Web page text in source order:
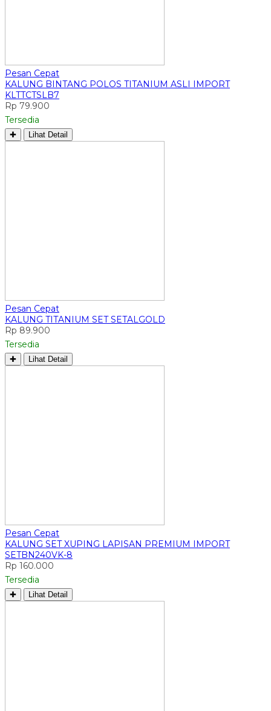
Pesan Cepat
KALUNG BINTANG POLOS TITANIUM ASLI IMPORT
KLTTCTSLB7
Rp 79.900
Tersedia
✚ Lihat Detail
Pesan Cepat
KALUNG TITANIUM SET SETALGOLD
Rp 89.900
Tersedia
✚ Lihat Detail
Pesan Cepat
KALUNG SET XUPING LAPISAN PREMIUM IMPORT
SETBN240VK-8
Rp 160.000
Tersedia
✚ Lihat Detail